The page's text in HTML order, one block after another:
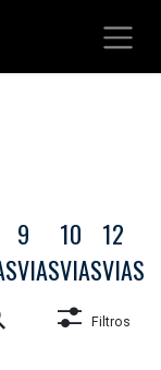
9
VIAS
10
VIAS
12
VIAS
Filtros